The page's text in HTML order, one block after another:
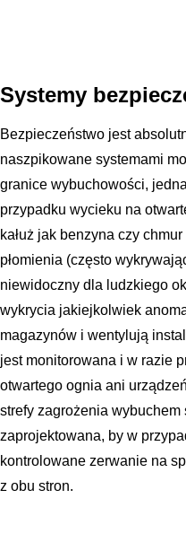
Systemy
Bezpieczeństwo jest
naszpikowane systemami
granice wybuchowości,
przypadku wycieku na
kałuż jak benzyna czy
płomienia (często
niewidoczny dla ludzkiego
wykrycia jakiejkolwiek
magazynów i wentylują
jest monitorowana i w razie
otwartego ognia ani
strefy zagrożenia
zaprojektowana, by w
kontrolowane zerwanie na
z obu stron.